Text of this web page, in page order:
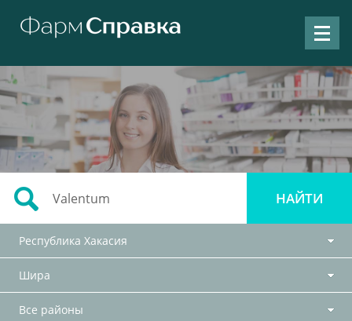
Республика Хакасия
Шира
Все районы